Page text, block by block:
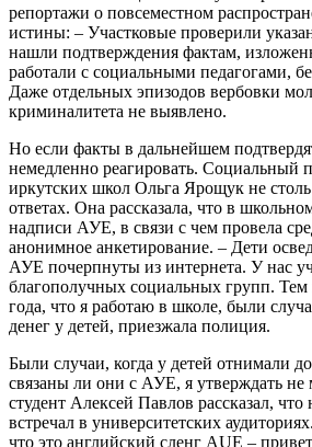
репортажи о повсеместном
истины: – Участковые проверили
нашли подтверждения фактам,
работали с социальными педагогами,
Даже отдельных эпизодов вербовки
криминалитета не выявлено.
Но если факты в дальнейшем
немедленно реагировать. Социальный
иркутских школ Ольга Ярощук не
ответах. Она рассказала, что в
надписи АУЕ, в связи с чем провела
анонимное анкетирование. – Дети
АУЕ почерпнуты из интернета. У нас
благополучных социальных групп. Тем
года, что я работаю в школе, были
денег у детей, приезжала полиция.
Были случаи, когда у детей отнимали
связаны ли они с АУЕ, я утверждать не
студент Алексей Павлов рассказал,
встречал в университетских
что это английский сленг AUE –